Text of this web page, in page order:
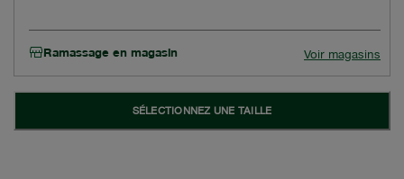
Ramassage en magasin Voir magasins
SÉLECTIONNEZ UNE TAILLE